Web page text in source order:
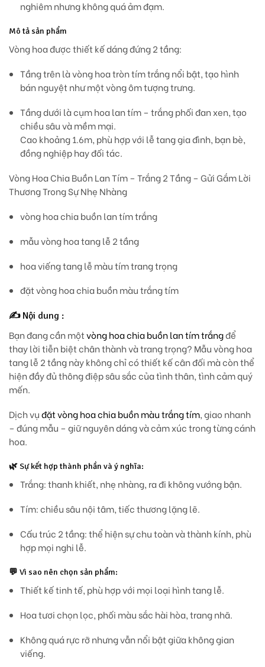
nghiêm nhưng không quá ảm đạm.
Mô tả sản phẩm
Vòng hoa được thiết kếdáng đứng 2 tầng:
Tầng trênlà vòng hoa tròn tím trắng nổi bật, tạo hình
bán nguyệt như một vòng ôm tượng trưng.
Tầng dưới là cụm hoa lan tím – trắng phối đan xen, tạo
chiều sâu và mềm mại.
Cao khoảng1.6m, phù hợp với lễ tang gia đình, bạn bè,
đồng nghiệp hay đối tác.
Vòng Hoa Chia Buồn Lan Tím – Trắng 2 Tầng – Gửi Gắm Lời
Thương Trong Sự Nhẹ Nhàng
vòng hoa chia buồn lan tím trắng
mẫu vòng hoa tang lễ 2 tầng
hoa viếng tang lễ màu tím trang trọng
đặt vòng hoa chia buồn màu trắng tím
✍️ Nội dung :
Bạn đang cần mộtvòng hoa chia buồn lan tím trắngđể
thay lời tiễn biệt chân thành và trang trọng? Mẫuvòng hoa
tang lễ 2 tầngnày không chỉ có thiết kế cân đối mà còn thể
hiện đầy đủ thông điệp sâu sắc của tình thân, tình cảm quý
mến.
Dịch vụđặt vòng hoa chia buồn màu trắng tím, giao nhanh
– đúng mẫu – giữ nguyên dáng và cảm xúc trong từng cánh
hoa.
🌿Sự kết hợp thành phần và ý nghĩa:
Trắng: thanh khiết, nhẹ nhàng, ra đi không vướng bận.
Tím: chiều sâu nội tâm, tiếc thương lặng lẽ.
Cấu trúc 2 tầng: thể hiện sự chu toàn và thành kính, phù
hợp mọi nghi lễ.
💬 Vì sao nên chọn sản phẩm:
Thiết kế tinh tế, phù hợp với mọi loại hình tang lễ.
Hoa tươi chọn lọc, phối màu sắc hài hòa, trang nhã.
Không quá rực rỡ nhưng vẫn nổi bật giữa không gian
viếng.